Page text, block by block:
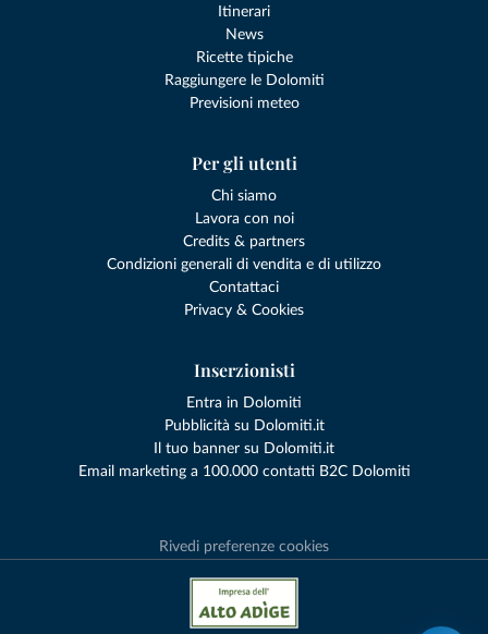
Itinerari
News
Ricette tipiche
Raggiungere le Dolomiti
Previsioni meteo
Per gli utenti
Chi siamo
Lavora con noi
Credits & partners
Condizioni generali di vendita e di utilizzo
Contattaci
Privacy & Cookies
Inserzionisti
Entra in Dolomiti
Pubblicità su Dolomiti.it
Il tuo banner su Dolomiti.it
Email marketing a 100.000 contatti B2C Dolomiti
Rivedi preferenze cookies